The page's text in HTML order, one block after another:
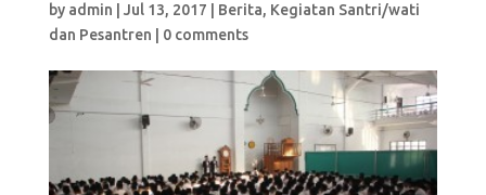
by admin Jul 13, 2017 Berita, Kegiatan Santri/wati
dan Pesantren
0 comments